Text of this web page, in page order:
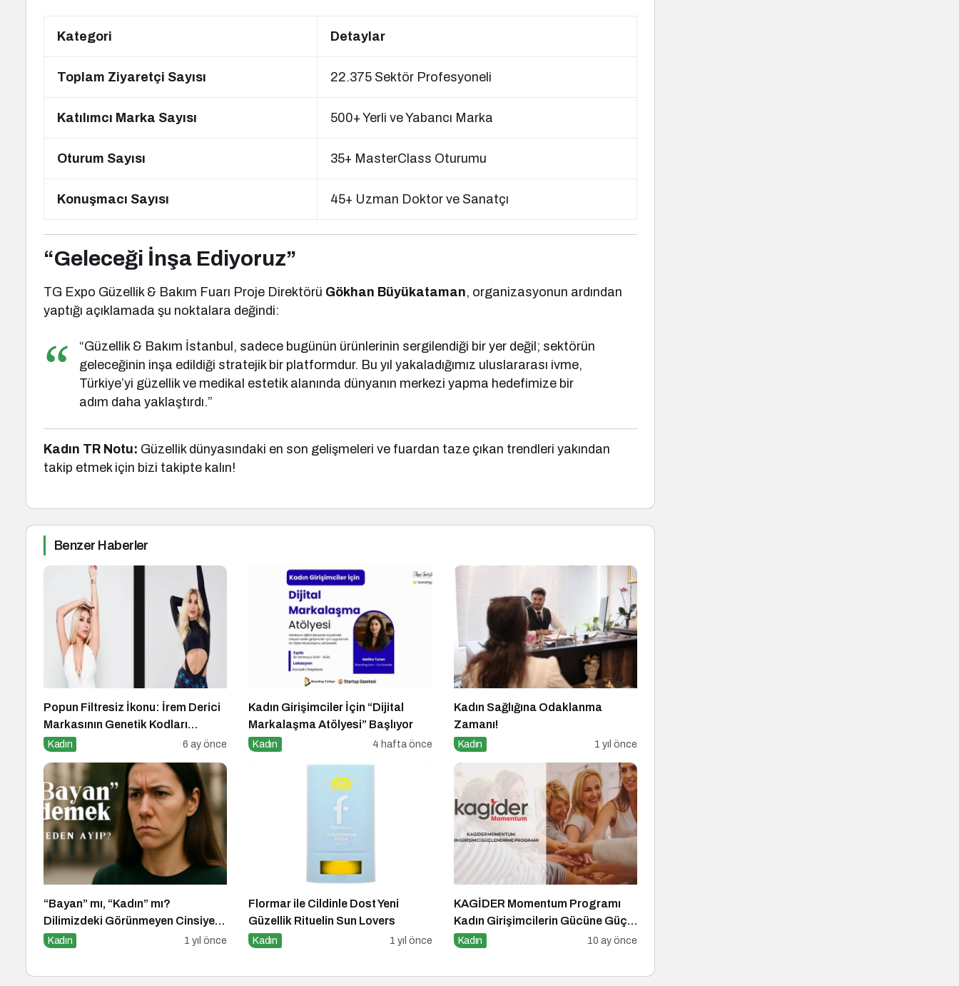
Kategori Detaylar
Toplam Ziyaretçi Sayısı 22.375 Sektör Profesyoneli
Katılımcı Marka Sayısı 500+ Yerli ve Yabancı Marka
Oturum Sayısı 35+ MasterClass Oturumu
Konuşmacı Sayısı 45+ Uzman Doktor ve Sanatçı
“Geleceği İnşa Ediyoruz”
TG Expo Güzellik & Bakım Fuarı Proje Direktörü Gökhan Büyükataman, organizasyonun ardından
yaptığı açıklamada şu noktalara değindi:
“Güzellik & Bakım İstanbul, sadece bugünün ürünlerinin sergilendiği bir yer değil; sektörün
geleceğinin inşa edildiği stratejik bir platformdur. Bu yıl yakaladığımız uluslararası ivme,
Türkiye’yi güzellik ve medikal estetik alanında dünyanın merkezi yapma hedefimize bir
adım daha yaklaştırdı.”
Kadın TR Notu: Güzellik dünyasındaki en son gelişmeleri ve fuardan taze çıkan trendleri yakından
takip etmek için bizi takipte kalın!
Benzer Haberler
Popun Filtresiz İkonu: İrem Derici
Markasının Genetik Kodları
Çözüldü
Kadın 6 ay önce
Kadın Girişimciler İçin “Dijital
Markalaşma Atölyesi” Başlıyor
Kadın 4 hafta önce
Kadın Sağlığına Odaklanma
Zamanı!
Kadın 1 yıl önce
“Bayan” mı, “Kadın” mı?
Dilimizdeki Görünmeyen Cinsiyet
Ayrımı
Kadın 1 yıl önce
Flormar ile Cildinle Dost Yeni
Güzellik Rituelin Sun Lovers
Kadın 1 yıl önce
KAGİDER Momentum Programı
Kadın Girişimcilerin Gücüne Güç
Katıyor
Kadın 10 ay önce